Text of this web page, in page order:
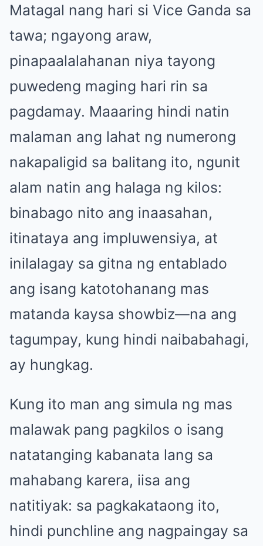
Matagal nang hari si Vice Ganda sa
tawa; ngayong araw,
pinapaalalahanan niya tayong
puwedeng maging hari rin sa
pagdamay. Maaaring hindi natin
malaman ang lahat ng numerong
nakapaligid sa balitang ito, ngunit
alam natin ang halaga ng kilos:
binabago nito ang inaasahan,
itinataya ang impluwensiya, at
inilalagay sa gitna ng entablado
ang isang katotohanang mas
matanda kaysa showbiz—na ang
tagumpay, kung hindi naibabahagi,
ay hungkag.
Kung ito man ang simula ng mas
malawak pang pagkilos o isang
natatanging kabanata lang sa
mahabang karera, iisa ang
natitiyak: sa pagkakataong ito,
hindi punchline ang nagpaingay sa